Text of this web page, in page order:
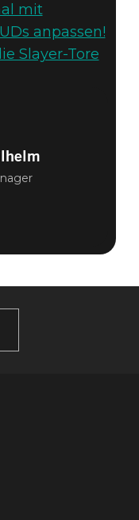
mit
anpassen!
Slayer-Tore